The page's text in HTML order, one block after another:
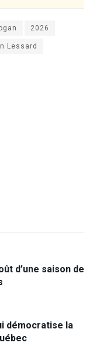
2026
Lessard
d’une saison de
démocratise la